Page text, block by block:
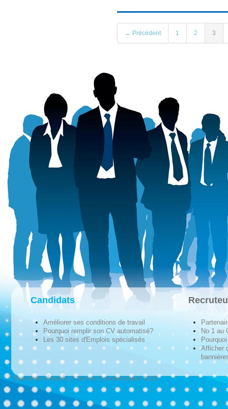
← Précédent 1 2 3
Candidats
Améliorer ses conditions de travail
Pourquoi remplir son CV automatisé?
Les 30 sites d'Emplois spécialisés
No 1 au
Afficher
Tous droits réservés © Techno-Communication 2026